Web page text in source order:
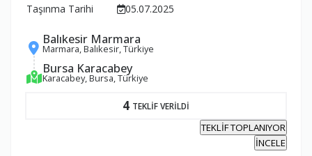
Taşınma Tarihi
05.07.2025
Balıkesir Marmara
Marmara, Balıkesir, Türkiye
Bursa Karacabey
Karacabey, Bursa, Türkiye
4 TEKLİF VERİLDİ
TEKLİF TOPLANIYOR
İNCELE